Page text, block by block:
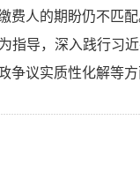
费人的期盼仍不匹
指导，深入践行习
争议实质性化解等